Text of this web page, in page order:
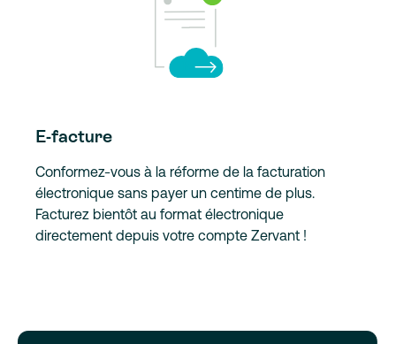
E-facture
Conformez-vous à la réforme de la facturation
électronique sans payer un centime de plus.
Facturez bientôt au format électronique
directement depuis votre compte Zervant !